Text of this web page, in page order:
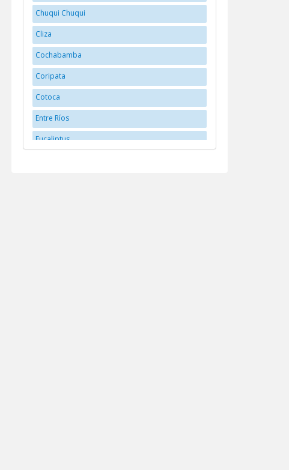
Chuqui Chuqui
Cliza
Cochabamba
Coripata
Cotoca
Entre Ríos
Eucaliptus